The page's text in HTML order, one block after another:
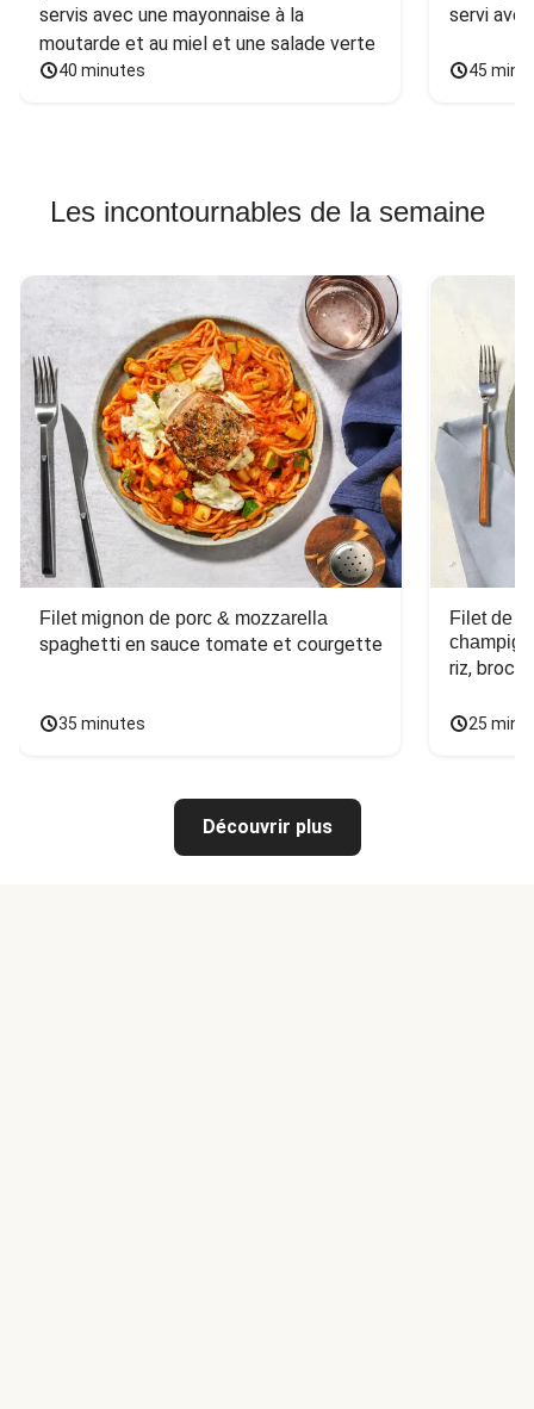
servis avec une mayonnaise à la
moutarde et au miel et une salade verte
40 minutes
servi
45
Les incontournables de la semaine
Filet mignon de porc & mozzarella
spaghetti en sauce tomate et courgette
35 minutes
Filet de
riz,
25
Découvrir plus